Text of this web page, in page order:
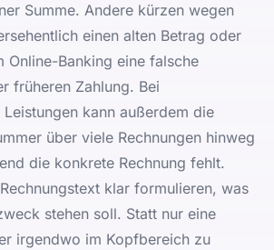
Summe. Andere kürzen wegen
einen alten Betrag oder
Online-Banking eine falsche
früheren Zahlung. Bei
kann außerdem die
über viele Rechnungen hinweg
die konkrete Rechnung fehlt.
klar formulieren, was
stehen soll. Statt nur eine
irgendwo im Kopfbereich zu